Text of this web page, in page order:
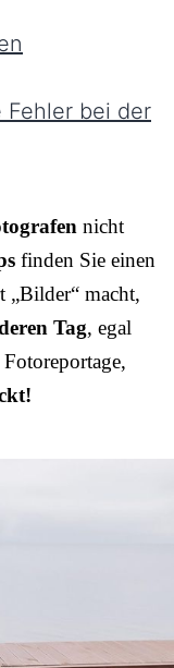
bei der
nicht
finden Sie einen
„Bilder“ macht,
Tag, egal